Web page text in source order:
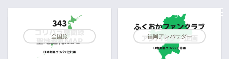
全国旅 福岡アンバサダー